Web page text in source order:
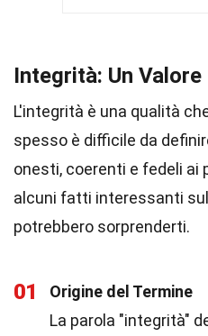
Integrità: Un
L'integrità è una qualità
spesso è difficile da
onesti, coerenti e fedeli ai
alcuni fatti interessanti
potrebbero sorprenderti.
01
Origine del Termine
La parola "integrità"